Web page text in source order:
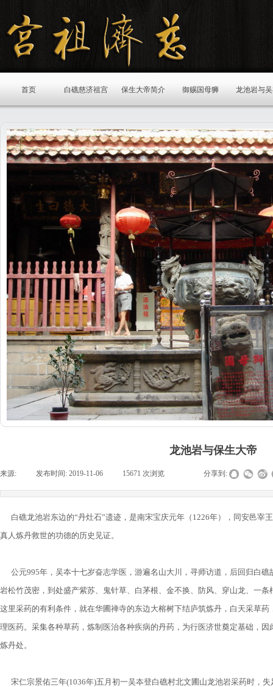
首页 白礁慈济祖宫 保生大帝简介 御赐国母狮 龙池岩与
龙池岩与保生大帝
来源: 发布时间: 2019-11-06 15671 次浏览 分享到:
白礁龙池岩东边的“丹灶石”遗迹，是南宋宝庆元年（1226年），同安邑宰
真人炼丹救世的功德的历史见证。
公元995年，吴夲十七岁奋志学医，游遍名山大川，寻师访道，后回归白
岩松竹茂密，到处盛产紫苏、鬼针草、白茅根、金不换、防风、穿山龙、一
这里采药的有利条件，就在华圃禅寺的东边大榕树下结庐筑炼丹，白天采草
理医药。采集各种草药，炼制医治各种疾病的丹药，为行医济世奠定基础，
炼丹处。
宋仁宗景佑三年(1036年)五月初一吴夲登白礁村北文圃山龙池岩采药时，